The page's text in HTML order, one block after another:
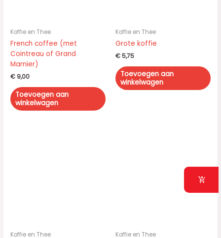
Koffie en Thee
French coffee (met
Cointreau of Grand
Marnier)
€ 9,00
Toevoegen aan
winkelwagen
Koffie en Thee
Grote koffie
€5,75
Toevoegen aan
winkelwagen
Koffie en Thee Koffie en Thee